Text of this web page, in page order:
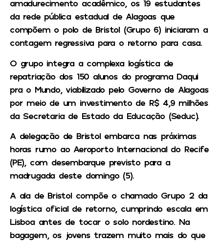
amadurecimento acadêmico, os 19 estudantes
da rede pública estadual de Alagoas que
compõem o polo de Bristol (Grupo 6) iniciaram a
contagem regressiva para o retorno para casa.
O grupo integra a complexa logística de
repatriação dos 150 alunos do programa Daqui
pra o Mundo, viabilizado pelo Governo de Alagoas
por meio de um investimento de R$ 4,9 milhões
da Secretaria de Estado da Educação (Seduc).
A delegação de Bristol embarca nas próximas
horas rumo ao Aeroporto Internacional do Recife
(PE), com desembarque previsto para a
madrugada deste domingo (5).
A ala de Bristol compõe o chamado Grupo 2 da
logística oficial de retorno, cumprindo escala em
Lisboa antes de tocar o solo nordestino. Na
bagagem, os jovens trazem muito mais do que